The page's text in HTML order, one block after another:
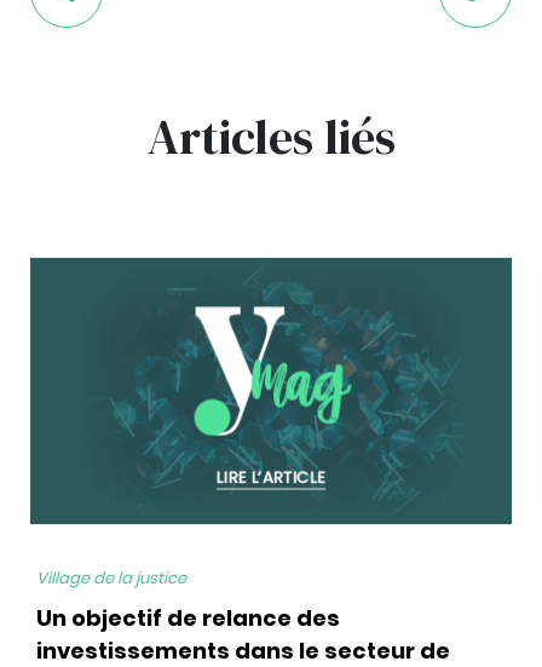
Articles liés
Village de la justice
Un objectif de relance des
investissements dans le secteur de